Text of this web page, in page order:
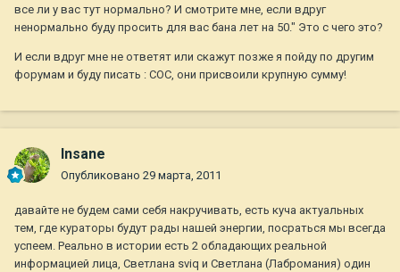
все ли у вас тут нормально? И смотрите мне, если вдруг
ненормально буду просить для вас бана лет на 50." Это с чего это?
И если вдруг мне не ответят или скажут позже я пойду по другим
форумам и буду писать : СОС, они присвоили крупную сумму!
Insane
Опубликовано 29 марта, 2011
давайте не будем сами себя накручивать, есть куча актуальных
тем, где кураторы будут рады нашей энергии, посраться мы всегда
успеем. Реально в истории есть 2 обладающих реальной
информацией лица, Светлана sviq и Светлана (Лабромания) один